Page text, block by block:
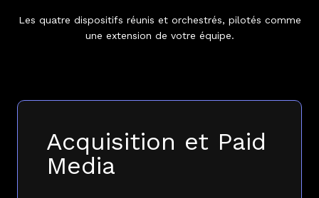
Les quatre dispositifs réunis et orchestrés, pilotés comme
une extension de votre équipe.
Acquisition et Paid
Media